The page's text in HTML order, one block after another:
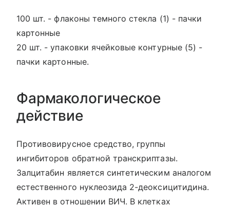
100 шт. - флаконы темного стекла (1) - пачки
картонные
20 шт. - упаковки ячейковые контурные (5) -
пачки картонные.
Фармакологическое
действие
Противовирусное средство, группы
ингибиторов обратной транскриптазы.
Залцитабин является синтетическим аналогом
естественного нуклеозида 2-деоксицитидина.
Активен в отношении ВИЧ. В клетках